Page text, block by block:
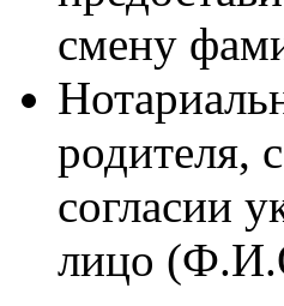
смену
родителя,
согласии
лицо